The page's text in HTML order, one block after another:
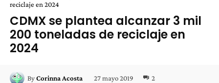
reciclaje en 2024
CDMX se plantea alcanzar 3 mil
200 toneladas de reciclaje en
2024
ByCorinna Acosta 27 mayo 2019 2